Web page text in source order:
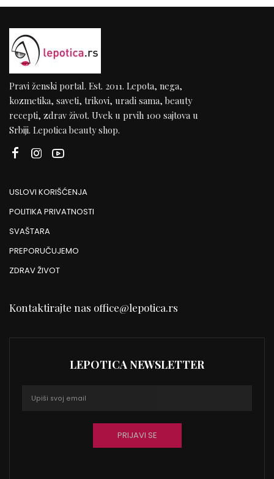
Pravi ženski portal. Est. 2011. Lepota, nega,
kozmetika, saveti, trikovi, uradi sama, beauty
recepti, zdrav život. Uvek u prvih 100 sajtova u
Srbiji. Lepotica beauty shop.
USLOVI KORIŠĆENJA
POLITIKA PRIVATNOSTI
SVAŠTARA
PREPORUČUJEMO
ZDRAV ŽIVOT
Kontaktirajte nas office@lepotica.rs
LEPOTICA NEWSLETTER